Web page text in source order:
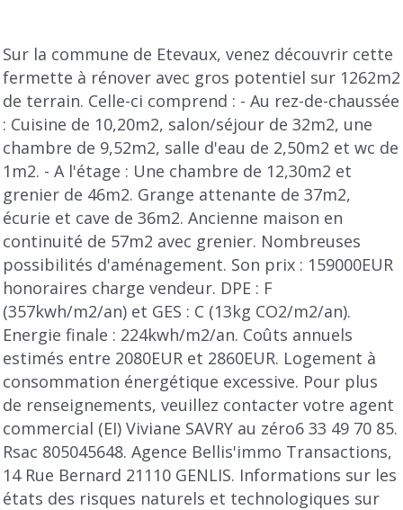
Sur la commune de Etevaux, venez découvrir cette
fermette à rénover avec gros potentiel sur 1262m2
de terrain. Celle-ci comprend : - Au rez-de-chaussée
: Cuisine de 10,20m2, salon/séjour de 32m2, une
chambre de 9,52m2, salle d'eau de 2,50m2 et wc de
1m2. - A l'étage : Une chambre de 12,30m2 et
grenier de 46m2. Grange attenante de 37m2,
écurie et cave de 36m2. Ancienne maison en
continuité de 57m2 avec grenier. Nombreuses
possibilités d'aménagement. Son prix : 159000EUR
honoraires charge vendeur. DPE : F
(357kwh/m2/an) et GES : C (13kg CO2/m2/an).
Energie finale : 224kwh/m2/an. Coûts annuels
estimés entre 2080EUR et 2860EUR. Logement à
consommation énergétique excessive. Pour plus
de renseignements, veuillez contacter votre agent
commercial (EI) Viviane SAVRY au zéro6 33 49 70 85.
Rsac 805045648. Agence Bellis'immo Transactions,
14 Rue Bernard 21110 GENLIS. Informations sur les
états des risques naturels et technologiques sur